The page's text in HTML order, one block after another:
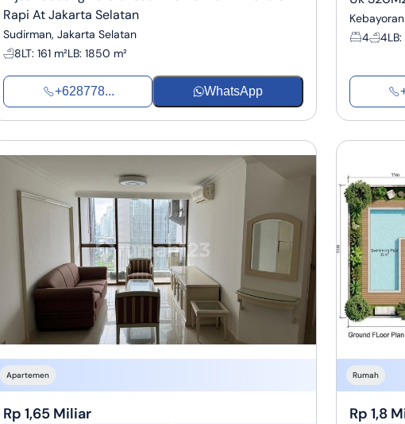
Rapi At Jakarta Selatan
Sudirman, Jakarta Selatan
8LT: 161 m²LB: 1850 m²
+628778... WhatsApp
4
4LB:
Apartemen
Rp 1,65 Miliar
Rumah
Rp 1,8